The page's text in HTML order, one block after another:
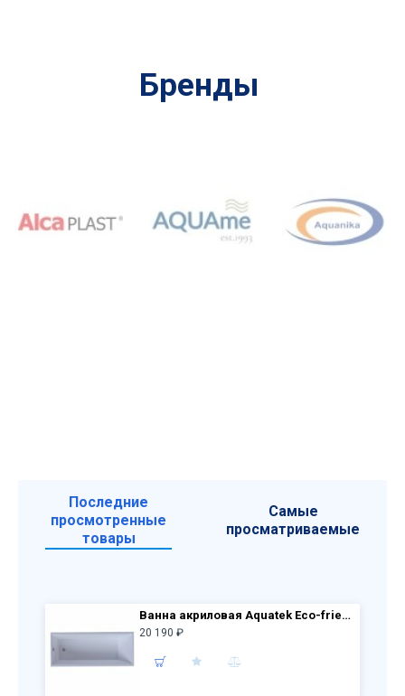
Бренды
Последние
просмотренные
товары
Самые
просматриваемые
Ванна акриловая Aquatek Eco-friendly Лайма 170х70 LAI170-0000001
20 190 ₽